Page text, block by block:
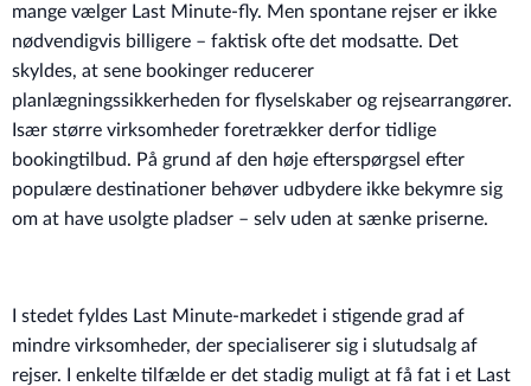
mange vælger Last Minute-fly. Men spontane rejser er ikke
nødvendigvis billigere – faktisk ofte det modsatte. Det
skyldes, at sene bookinger reducerer
planlægningssikkerheden for flyselskaber og rejsearrangører.
Især større virksomheder foretrækker derfor tidlige
bookingtilbud. På grund af den høje efterspørgsel efter
populære destinationer behøver udbydere ikke bekymre sig
om at have usolgte pladser – selv uden at sænke priserne.
I stedet fyldes Last Minute-markedet i stigende grad af
mindre virksomheder, der specialiserer sig i slutudsalg af
rejser. I enkelte tilfælde er det stadig muligt at få fat i et Last